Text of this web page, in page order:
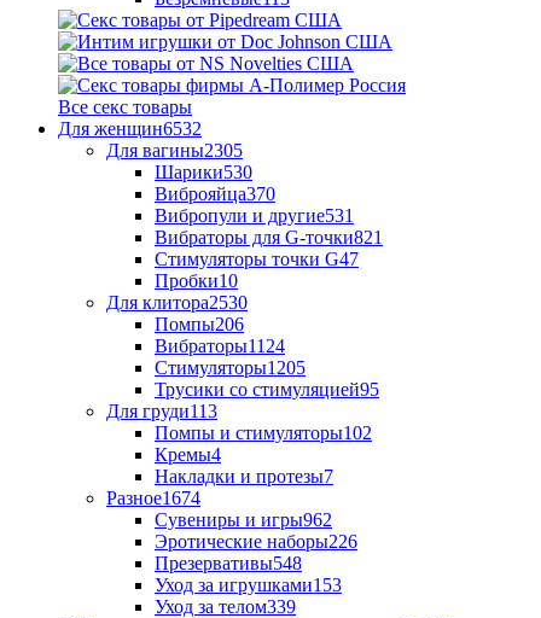
Все секс товары
Для женщин6532
Для вагины2305
Шарики530
Виброяйца370
Вибропули и другие531
Вибраторы для G-точки821
Стимуляторы точки G47
Пробки10
Для клитора2530
Помпы206
Вибраторы1124
Стимуляторы1205
Трусики со стимуляцией95
Для груди113
Помпы и стимуляторы102
Кремы4
Накладки и протезы7
Разное1674
Сувениры и игры962
Эротические наборы226
Презервативы548
Уход за игрушками153
Уход за телом339